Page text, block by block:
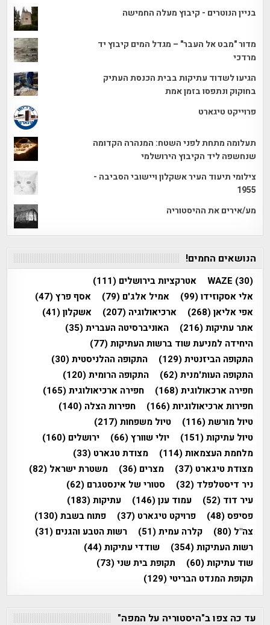
בניין הנוטרים - קיבוץ מעלה החמישה
מדור "מבט אל העבר" – מגדל המים קיבוץ יד
מרדכי
הגיעו לשדוד עתיקות בבית הכנסת העתיק
בחוקוק ונתפסו בזמן אמת
פרוייקט טיגארט
תעלומה מתחת לפני השטח: המנהרה הקדומה
שנחשפה ליד הקיבוץ הירושלמי
צילומי תיעוד העיר אשקלון ויישובי הסביבה -
1955
מע/אירים את ההיסטוריה
הנושאים החמים!
WAZE (30) אטרקציות בירושלים (111)
אלי אסקוזידו(99) אמיל אלג'ם (79) אסף פרץ(47)
אפי אליאן(268) ארכיאולוגיה (207) אשקלון(41)
אתר עתיקות(216) האוניברסיטה העברית(35)
היחידה למניעת שוד ברשות העתיקות(77)
התקופה הביזנטית(129) התקופה ההלניסטית(30)
התקופה העות'מנית(62) התקופה הרומית(120)
חפירה ארכאולוגית(168) חפירה ארכיאולוגית(165)
חפירות ארכיאולוגיות(166) חפירות הצלה (140)
טיול מורשת(116) טיול משפחות(217)
טיול עתיקות(151) יולי שוורץ(66) ירושלים (160)
מלחמת העצמאות(114) מצודת טגארט (33)
מצודת טיגארט (37) מצרים (36) משטרת ישראל (82)
ניר דיסטלפלד (32) סטורי של אינסטגרם (62)
עיר דוד (52) עמוד ענן(146) עתיקות(183)
פסיפס(48) פרויקט טיגארט (37) פתוח בשבת(130)
צה"ל (80) קלרה עמית(51) רשות הטבע והגנים (31)
רשות העתיקות(354) שודדי עתיקות(44)
שוד עתיקות(60) תקופת בית שני(73)
תקופת המנדט הבריטי(129)
עד כה צפו ב"היסטוריה על המפה"